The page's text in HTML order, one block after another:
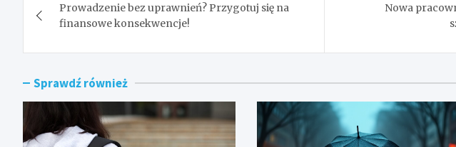
wpisu
Prowadzenie bez uprawnień? Przygotuj się na
finansowe konsekwencje!
Nowa
Sprawdź również